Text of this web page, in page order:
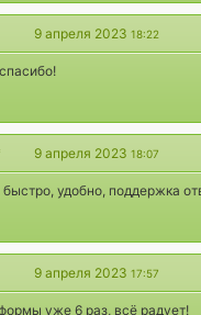
9 апреля 2023 18:22
9 апреля 2023 18:07
удобно, поддержка
9 апреля 2023 17:57
уже 6 раз, всё радует!